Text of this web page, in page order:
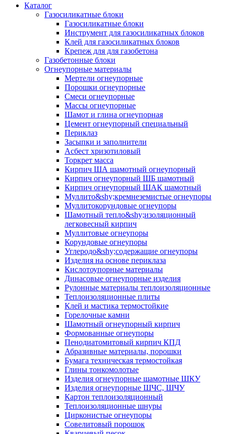
Каталог
Газосиликатные блоки
Газосиликатные блоки
Инструмент для газосиликатных блоков
Клей для газосиликатных блоков
Крепеж для для газобетона
Газобетонные блоки
Огнеупорные материалы
Мертели огнеупорные
Порошки огнеупорные
Смеси огнеупорные
Массы огнеупорные
Шамот и глина огнеупорная
Цемент огнеупорный специальный
Периклаз
Засыпки и заполнители
Асбест хризотиловый
Торкрет масса
Кирпич ША шамотный огнеупорный
Кирпич огнеупорный ШБ шамотный
Кирпич огнеупорный ШАК шамотный
Муллито&shy;­кремнеземистые огнеупоры
Муллито­корундовые огнеупоры
Шамотный тепло&shy;изоляционный
легковесный кирпич
Муллитовые огнеупоры
Корундовые огнеупоры
Углеродо&shy;содержащие огнеупоры
Изделия на основе периклаза
Кислотоупорные материалы
Динасовые огнеупорные изделия
Рулонные материалы теплоизоляционные
Тепло­изоляционные плиты
Клей и мастика термостойкие
Горелочные камни
Шамотный огнеупорный кирпич
Формованные огнеупоры
Пенодиатомитовый кирпич КПД
Абразивные материалы, порошки
Бумага техническая термостойкая
Глины тонкомолотые
Изделия огнеупорные шамотные ШКУ
Изделия огнеупорные ШЧС, ШЧУ
Картон теплоизоляционный
Теплоизоляционные шнуры
Цирконистые огнеупоры
Совелитовый порошок